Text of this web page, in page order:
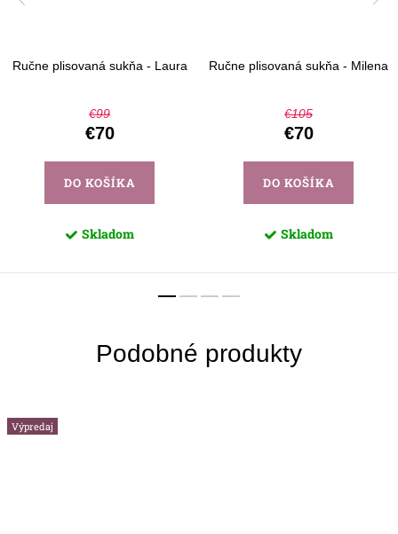
Ručne plisovaná sukňa - Laura
€99
€70
DO KOŠÍKA
Skladom
Ručne plisovaná sukňa - Milena
€105
€70
DO KOŠÍKA
Skladom
Výpredaj